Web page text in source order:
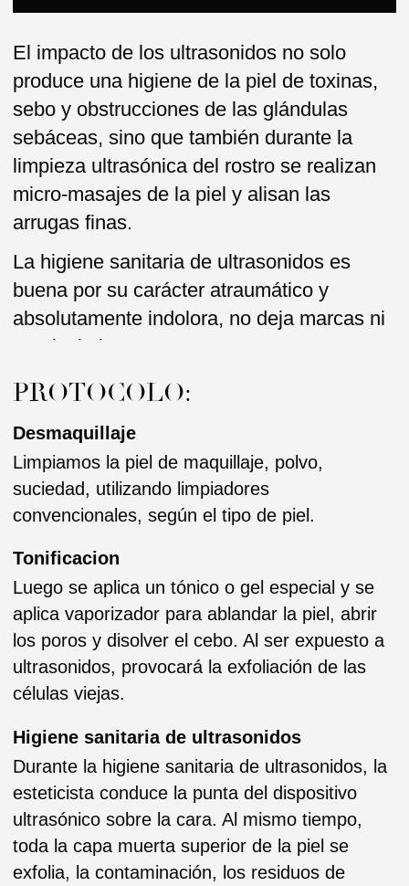
Tonificacion
Luego se aplica un tónico o gel especial y se
aplica vaporizador para ablandar la piel, abrir
ultrasonidos, provocará la exfoliación de las
células viejas.
Higiene sanitaria de ultrasonidos
Durante la higiene sanitaria de ultrasonidos, la
esteticista conduce la punta del dispositivo
ultrasónico sobre la cara. Al mismo tiempo,
toda la capa muerta superior de la piel se
exfolia, la contaminación, los residuos de
maquillaje, los productos de desecho de las
glándulas salen de los poros a la superficie.
ultrasonidos de la piel, también se produce
exfoliación superficial de las células.
Cierre de poros tras limpiar
Todas nuestras higienes se terminan con el
peeling químico. Suave o más fuerte, depende
del tipo y estado de la piel, de los deseos del
cliente, y también de las recomendaciones de
especialista. Para que? Para cerrar los poros
más a fondo. Los peelings que se usan
durante higiene sanitaria básica: Argilac Peel,
Ferulico, Mandelico.
suciedad, utilizando limpiadores
Finalizado
Para finalizar aplicamos la mascarilla
hidratante según el tipo de piel.
Aplicación de un coctel especial de alta
penetracion con varios tipos de peso molecular
de ácido hialuronico y vitaminas para la
hidratación profunda.
Mesoterapia virtual (sin agujas)
Una sesión de la radiofrecuencia completa con
la potencia optimizada según el tipo de la piel.
Radiofrecuencia